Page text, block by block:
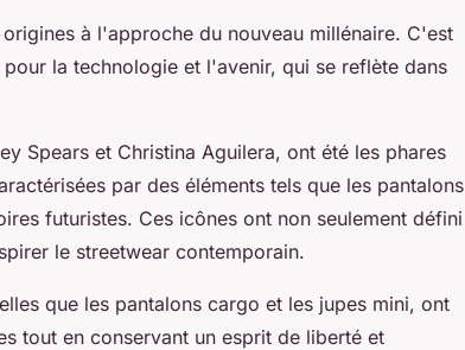
à l'approche du nouveau millénaire. C'est
la technologie et l'avenir, qui se reflète dans
Spears et Christina Aguilera, ont été les phares
par des éléments tels que les pantalons
futuristes. Ces icônes ont non seulement défini
le streetwear contemporain.
que les pantalons cargo et les jupes mini, ont
tout en conservant un esprit de liberté et